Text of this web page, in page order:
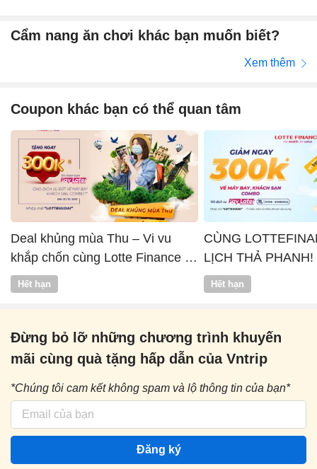
Cẩm nang ăn chơi khác bạn muốn biết?
Xem thêm
Coupon khác bạn có thể quan tâm
Deal khủng mùa Thu – Vi vu
khắp chốn cùng Lotte Finance x
Vntrip
Hết hạn
CÙNG
LỊCH THẢ PHANH!
Hết hạn
Đừng bỏ lỡ những chương trình khuyến
mãi cùng quà tặng hấp dẫn của Vntrip
*Chúng tôi cam kết không spam và lộ thông tin của bạn*
Đăng ký